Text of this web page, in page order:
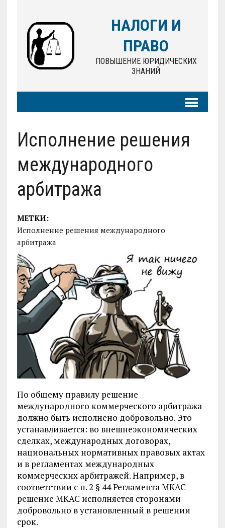
НАЛОГИ И
ПРАВО
ПОВЫШЕНИЕ ЮРИДИЧЕСКИХ
ЗНАНИЙ
Исполнение решения
международного
арбитража
МЕТКИ:
Исполнение решения международного
арбитража
По общему правилу решение
международного коммерческого арбитража
должно быть исполнено добровольно. Это
устанавливается: во внешнеэкономических
сделках, международных договорах,
национальных нормативных правовых актах
и в регламентах международных
коммерческих арбитражей. Например, в
соответствии с п. 2 § 44 Регламента МКАС
решение МКАС исполняется сторонами
добровольно в установленный в решении
срок.